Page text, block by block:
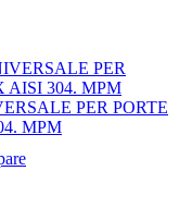
PER PORTE
MPM